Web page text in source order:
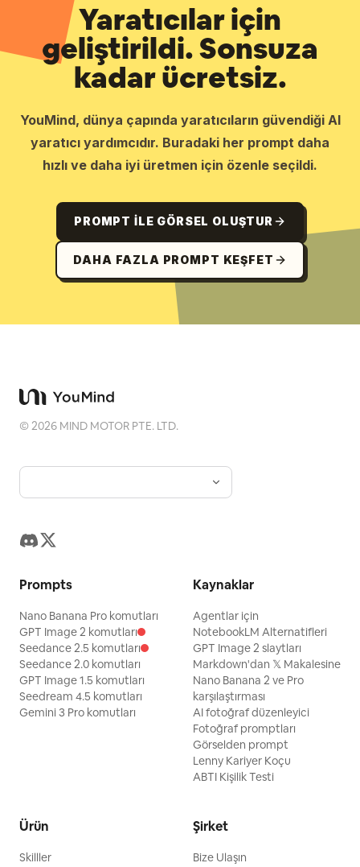
Yaratıcılar için
geliştirildi. Sonsuza
kadar ücretsiz.
YouMind, dünya çapında yaratıcıların güvendiği AI
yaratıcı yardımcıdır. Buradaki her prompt daha
hızlı ve daha iyi üretmen için özenle seçildi.
PROMPT ILE GÖRSEL OLUŞTUR
DAHA FAZLA PROMPT KEŞFET
©2026 MIND MOTOR PTE. LTD.
Prompts
Nano Banana Pro komutları
GPT Image 2 komutları
Seedance 2.5 komutları
Seedance 2.0 komutları
GPT Image 1.5 komutları
Seedream 4.5 komutları
Gemini 3 Pro komutları
Kaynaklar
Agentlar için
NotebookLM Alternatifleri
GPT Image 2 slaytları
Markdown'dan 𝕏 Makalesine
Nano Banana 2 ve Pro
karşılaştırması
AI fotoğraf düzenleyici
Fotoğraf promptları
Görselden prompt
Lenny Kariyer Koçu
ABTI Kişilik Testi
Ürün
Skilller
Şirket
Bize Ulaşın